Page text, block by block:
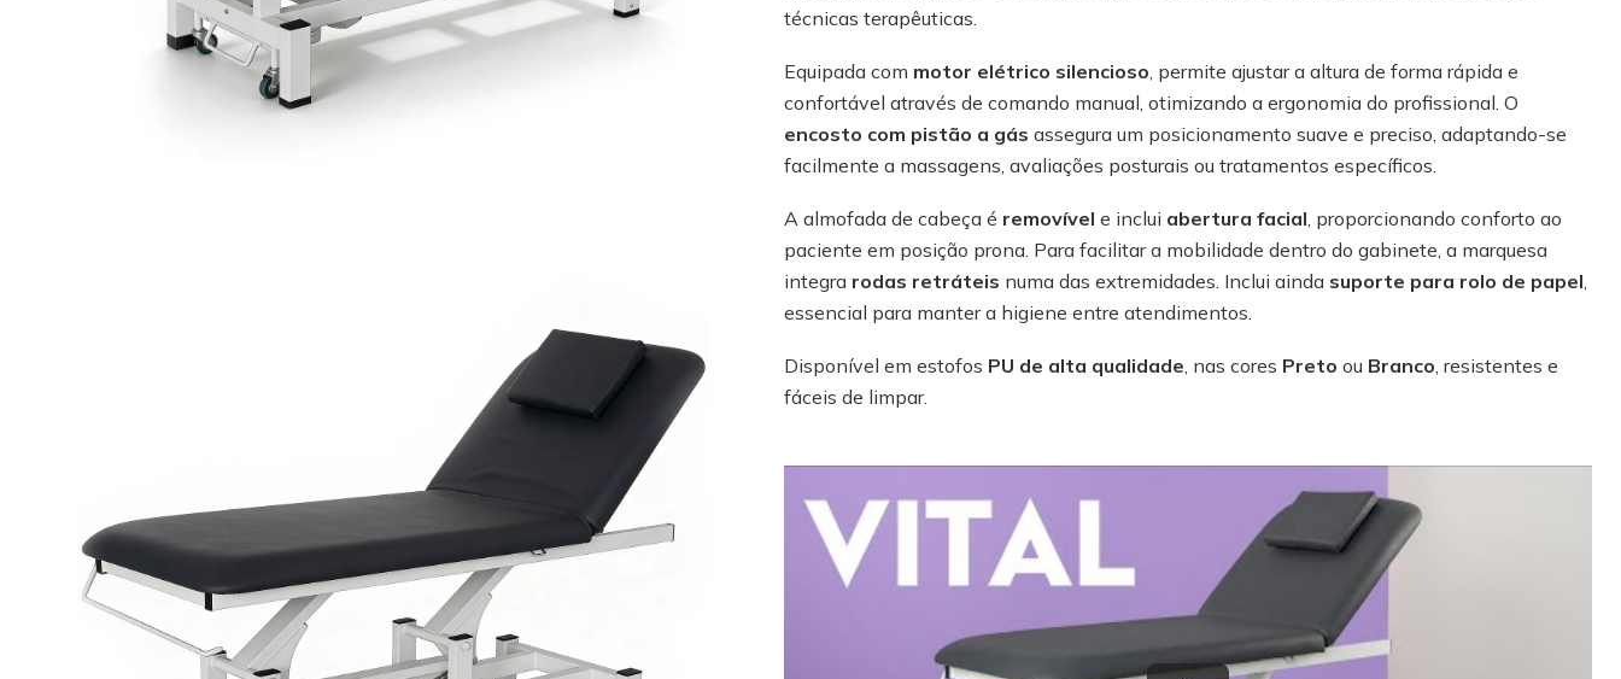
técnicas terapêuticas.
Equipada com motor elétrico silencioso , permite ajustar a altura de forma rápida e
confortável através de comando manual, otimizando a ergonomia do profissional. O
encosto com pistão a gás assegura um posicionamento suave e preciso, adaptando-se
facilmente a massagens, avaliações posturais ou tratamentos específicos.
A almofada de cabeça é removível e inclui abertura facial , proporcionando conforto ao
paciente em posição prona. Para facilitar a mobilidade dentro do gabinete, a marquesa
integra rodas retráteis numa das extremidades. Inclui ainda suporte para rolo de papel
essencial para manter a higiene entre atendimentos.
Disponível em estofos PU de alta qualidade , nas cores Preto ou Branco , resistentes e
fáceis de limpar.